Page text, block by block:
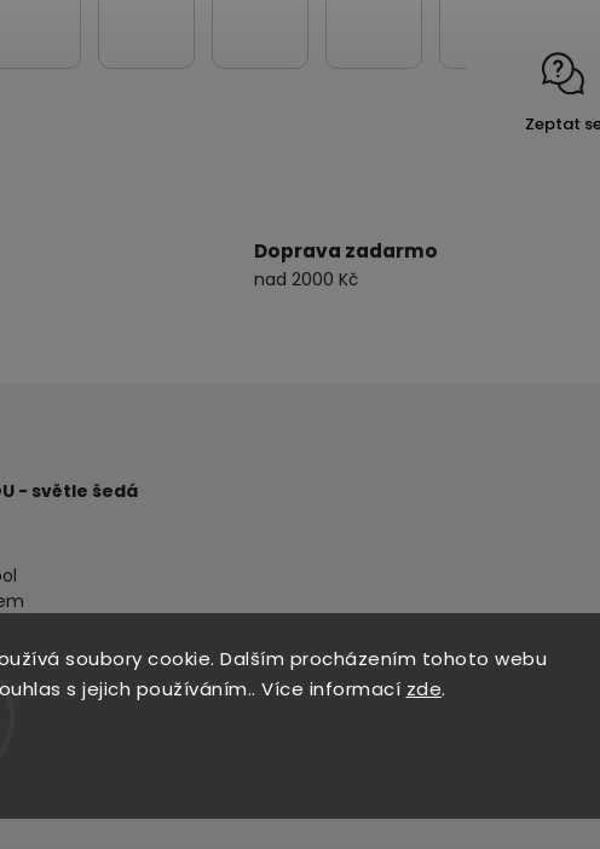
soubory cookie. Dalším procházením tohoto webu
s jejich používáním.. Více informací zde.
Zeptat
Doprava zadarmo
nad 2000 Kč
- světle šedá
CRUISERS